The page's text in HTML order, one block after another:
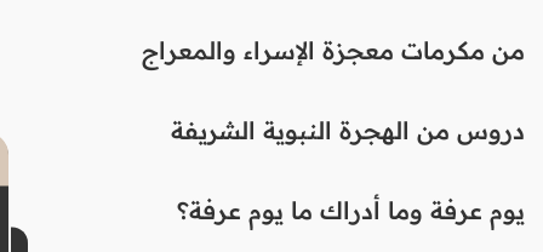
من مكرمات معجزة الإسراء والمعراج
دروس من الهجرة النبوية الشريفة
يوم عرفة وما أدراك ما يوم عرفة؟